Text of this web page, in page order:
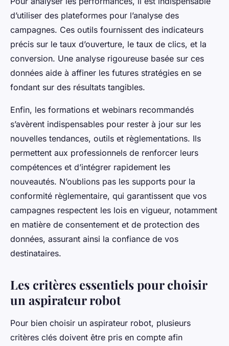
d’utiliser des plateformes pour l’analyse des
campagnes. Ces outils fournissent des indicateurs
précis sur le taux d’ouverture, le taux de clics, et la
conversion. Une analyse rigoureuse basée sur ces
données aide à affiner les futures stratégies en se
fondant sur des résultats tangibles.
Enfin, les formations et webinars recommandés
s’avèrent indispensables pour rester à jour sur les
nouvelles tendances, outils et règlementations. Ils
permettent aux professionnels de renforcer leurs
compétences et d’intégrer rapidement les
nouveautés. N’oublions pas les supports pour la
conformité règlementaire, qui garantissent que vos
campagnes respectent les lois en vigueur, notamment
en matière de consentement et de protection des
données, assurant ainsi la confiance de vos
destinataires.
Les critères essentiels pour choisir
un aspirateur robot
Pour bien choisir un aspirateur robot, plusieurs
critères clés doivent être pris en compte afin